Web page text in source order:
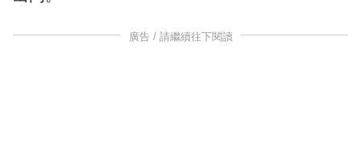
廣告 / 請繼續往下閱讀